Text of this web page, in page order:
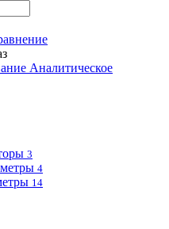
Аналитическое
3
4
14